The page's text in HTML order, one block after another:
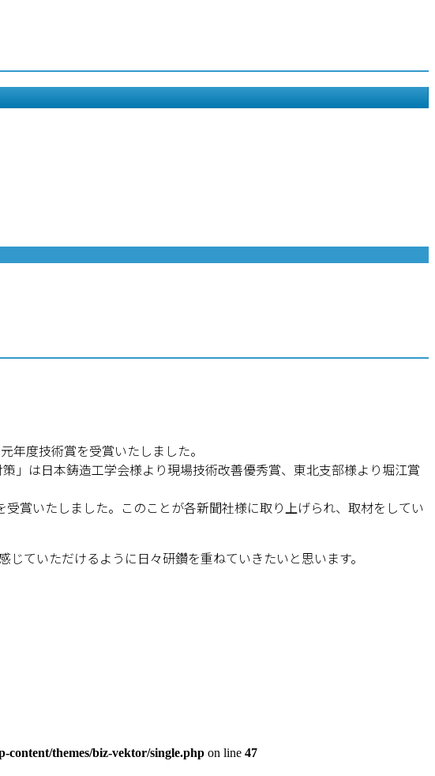
年度技術賞を受賞いたしました。
」は日本鋳造工学会様より現場技術改善優秀賞、東北支部様より堀江賞
賞いたしました。このことが各新聞社様に取り上げられ、取材をしてい
ていただけるように日々研鑽を重ねていきたいと思います。
content/themes/biz-vektor/single.php on line 47